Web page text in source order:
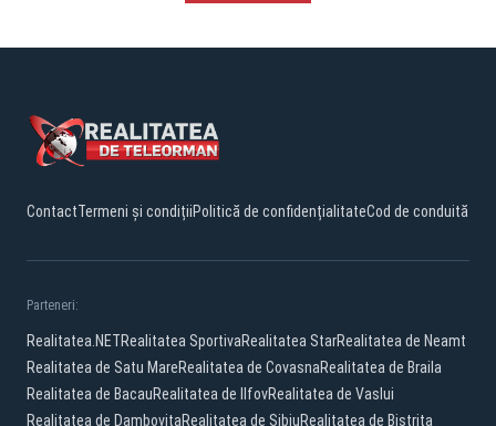
ContactTermeni și condițiiPolitică de confidențialitateCod de conduită
Parteneri:
Realitatea.NETRealitatea SportivaRealitatea StarRealitatea de Neamt
Realitatea de Satu MareRealitatea de CovasnaRealitatea de Braila
Realitatea de BacauRealitatea de IlfovRealitatea de Vaslui
Realitatea de DambovitaRealitatea de SibiuRealitatea de Bistrita